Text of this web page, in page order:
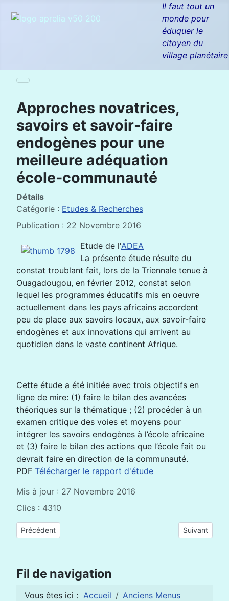
Il faut tout un
monde pour
éduquer le
citoyen du
village planétaire
Approches novatrices,
savoirs et savoir-faire
endogènes pour une
meilleure adéquation
école-communauté
Détails
Catégorie : Etudes & Recherches
Publication : 22 Novembre 2016
Etude de l'ADEA
La présente étude résulte du
constat troublant fait, lors de la Triennale tenue à
Ouagadougou, en février 2012, constat selon
lequel les programmes éducatifs mis en oeuvre
actuellement dans les pays africains accordent
peu de place aux savoirs locaux, aux savoir-faire
endogènes et aux innovations qui arrivent au
quotidien dans le vaste continent Afrique.
Cette étude a été initiée avec trois objectifs en
ligne de mire: (1) faire le bilan des avancées
théoriques sur la thématique ; (2) procéder à un
examen critique des voies et moyens pour
intégrer les savoirs endogènes à l’école africaine
et (3) faire le bilan des actions que l’école fait ou
devrait faire en direction de la communauté.
PDF Télécharger le rapport d'étude
Mis à jour : 27 Novembre 2016
Clics : 4310
Article précédent : Les dispositifs d’appui à l’insertion des
Précédent Article
Suivant
Fil de navigation
Vous êtes ici : Accueil
Anciens Menus